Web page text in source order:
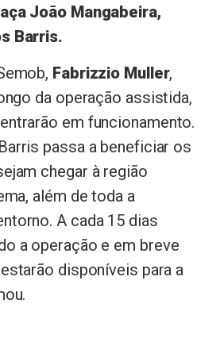
João Mangabeira,
Barris.
Fabrizzio Muller,
da operação assistida,
em funcionamento.
passa a beneficiar os
chegar à região
além de toda a
A cada 15 dias
a operação e em breve
disponíveis para a